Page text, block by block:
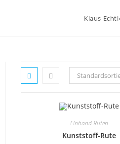
Klaus
Einhand Ruten
Kunststoff-Rute